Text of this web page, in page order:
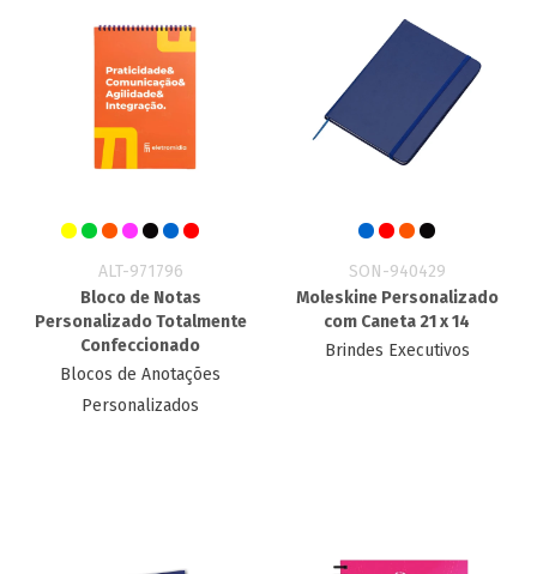
ALT-971796
Bloco de Notas
Personalizado Totalmente
Confeccionado
Blocos de Anotações
Personalizados
SON-940429
Moleskine Personalizado
com Caneta 21 x 14
Brindes Executivos